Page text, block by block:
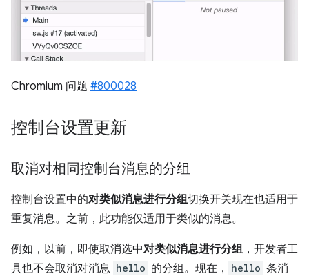
Chromium 问题 #800028
控制台设置更新
取消对相同控制台消息的分组
控制台设置中的对类似消息进行分组切换开关现在也适用于
重复消息。之前，此功能仅适用于类似的消息。
例如，以前，即使取消选中对类似消息进行分组 ，开发者工
具也不会取消对消息 hello 的分组。现在， hello 条消